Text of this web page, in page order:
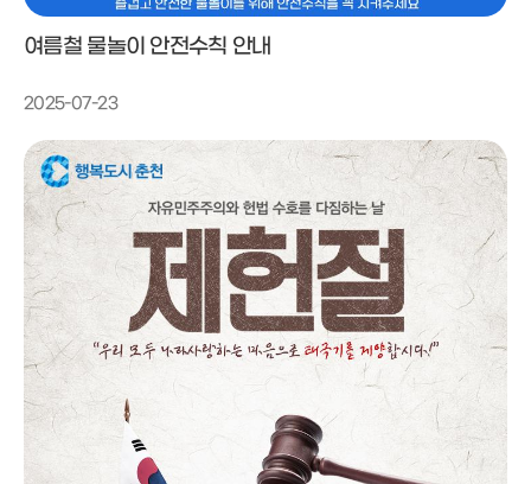
여름철 물놀이 안전수칙 안내
2025-07-23